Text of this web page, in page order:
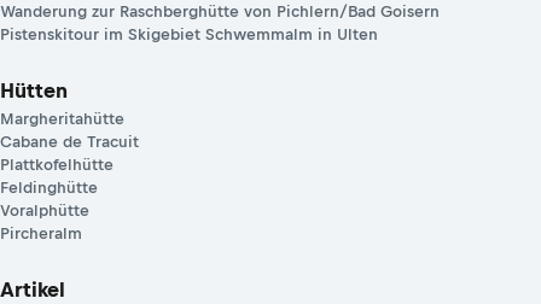
Wanderung zur Raschberghütte von Pichlern/Bad Goisern
Pistenskitour im Skigebiet Schwemmalm in Ulten
Hütten
Margheritahütte
Cabane de Tracuit
Plattkofelhütte
Feldinghütte
Voralphütte
Pircheralm
Artikel